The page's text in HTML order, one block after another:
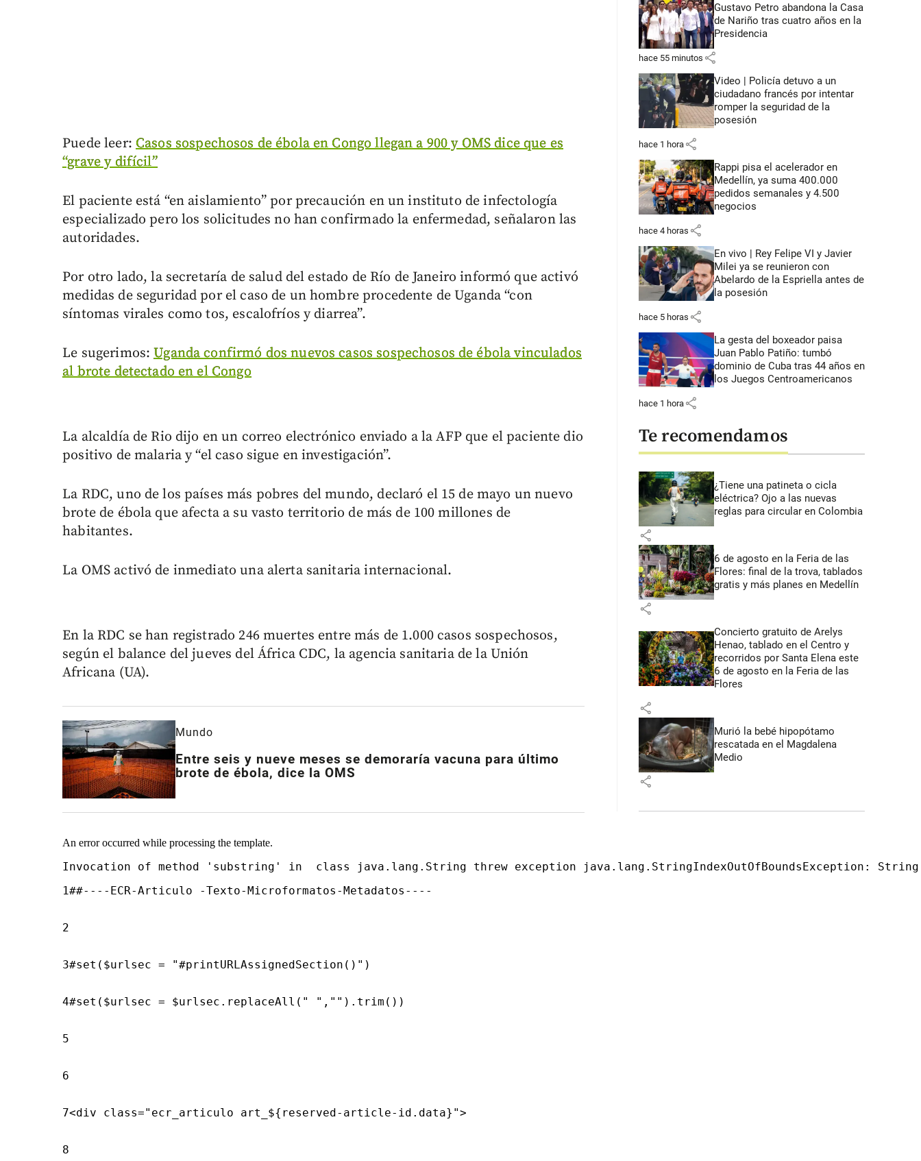
Puede leer: Casos sospechosos de ébola en Congo llegan a 900 y OMS dice que es
“grave y difícil”
El paciente está “en aislamiento” por precaución en un instituto de infectología
especializado pero los solicitudes no han confirmado la enfermedad, señalaron las
autoridades.
Por otro lado, la secretaría de salud del estado de Río de Janeiro informó que activó
medidas de seguridad por el caso de un hombre procedente de Uganda “con
síntomas virales como tos, escalofríos y diarrea”.
Le sugerimos:Uganda confirmó dos nuevos casos sospechosos de ébola vinculados
al brote detectado en el Congo
La alcaldía de Rio dijo en un correo electrónico enviado a la AFP que el paciente dio
positivo de malaria y “el caso sigue en investigación”.
La RDC, uno de los países más pobres del mundo, declaró el 15 de mayo un nuevo
brote de ébola que afecta a su vasto territorio de más de 100 millones de
habitantes.
La OMS activó de inmediato una alerta sanitaria internacional.
En la RDC se han registrado 246 muertes entre más de 1.000 casos sospechosos,
según el balance del jueves del África CDC, la agencia sanitaria de la Unión
Africana (UA).
Mundo
Entre seis y nueve meses se demoraría vacuna para último
brote de ébola, dice la OMS
An error occurred while processing the template.
Invocation of method 'substring' in  class java.lang.String threw exception java.lang.StringIndexOutOfBoundsException:
1##----ECR-Articulo -Texto-Microformatos-Metadatos----
2
3#set($urlsec = "#printURLAssignedSection()")
4#set($urlsec = $urlsec.replaceAll(" ","").trim())
5
6
7<div class="ecr_articulo art_${reserved-article-id.data}">
8
Gustavo Petro abandona la Casa
de Nariño tras cuatro años en la
Presidencia
hace 55 minutos share
Video | Policía detuvo a un
ciudadano francés por intentar
romper la seguridad de la
posesión
hace 1 hora share
Rappi pisa el acelerador en
Medellín, ya suma 400.000
pedidos semanales y 4.500
negocios
hace 4 horas share
En vivo | Rey Felipe VI y Javier
Milei ya se reunieron con
Abelardo de la Espriella antes de
la posesión
hace 5 horas share
La gesta del boxeador paisa
Juan Pablo Patiño: tumbó
dominio de Cuba tras 44 años en
los Juegos Centroamericanos
hace 1 hora share
Te recomendamos
¿Tiene una patineta o cicla
eléctrica? Ojo a las nuevas
reglas para circular en Colombia
share
6 de agosto en la Feria de las
Flores: final de la trova, tablados
gratis y más planes en Medellín
share
Concierto gratuito de Arelys
Henao, tablado en el Centro y
recorridos por Santa Elena este
6 de agosto en la Feria de las
Flores
share
Murió la bebé hipopótamo
rescatada en el Magdalena
Medio
share